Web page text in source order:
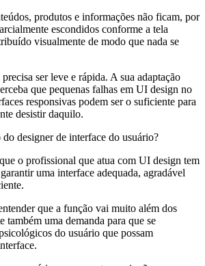
produtos e informações não ficam, por
escondidos conforme a tela
visualmente de modo que nada se
ser leve e rápida. A sua adaptação
que pequenas falhas em UI design no
responsivas podem ser o suficiente para
desistir daquilo.
designer de interface do usuário?
o profissional que atua com UI design tem
uma interface adequada, agradável
que a função vai muito além dos
também uma demanda para que se
do usuário que possam